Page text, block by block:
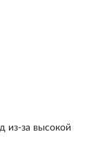
из-за высокой